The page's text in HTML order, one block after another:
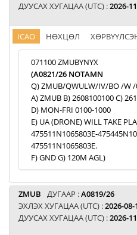
ДУУСАХ ХУГАЦАА (UTC) :2026-
ICAO НӨХЦӨЛ
071100 ZMUBYNYX
(A0821/26 NOTAMN
Q) ZMUB/QWULW/IV/BO /W
A) ZMUB B) 2608100100 C)
D) MON-FRI 0100-1000
E) UA (DRONE) WILL TAKE
475511N1065803E-
475511N1065803E.
F) GND G) 120M AGL)
ZMUB ДУГААР :A0819/26
ЭХЛЭХ ХУГАЦАА (UTC) :2026-
ДУУСАХ ХУГАЦАА (UTC) :2026-